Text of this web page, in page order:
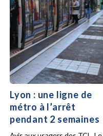
Lyon : une ligne de
métro à l’arrêt
pendant 2 semaines